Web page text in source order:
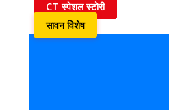
CT स्पेशल स्टोरी
सावन विशेष